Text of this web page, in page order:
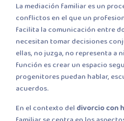
La mediación familiar es un
conflictos en el que un
facilita la comunicación entre
necesitan tomar decisiones
ellas, no juzga, no representa a
función es crear un espacio
progenitores puedan hablar,
acuerdos.
En el contexto del divorcio con